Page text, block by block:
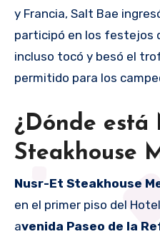
y Francia, Salt Bae
participó en los festejos
incluso tocó y besó el
permitido para los
¿Dónde está
Steakhouse
Nusr-Et Steakhouse
en el primer piso del
avenida Paseo de la